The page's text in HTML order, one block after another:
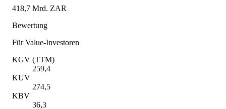
418,7 Mrd. ZAR
Bewertung
Für Value-Investoren
KGV (TTM)
259,4
KUV
274,5
KBV
36,3